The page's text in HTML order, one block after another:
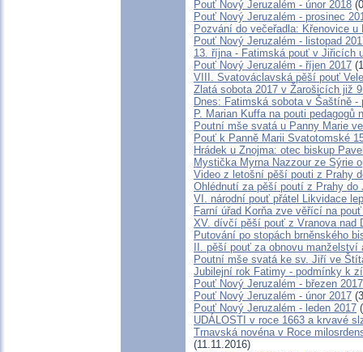
Pouť Nový Jeruzalém - únor 2018
Pouť Nový Jeruzalém - prosinec
Pozvání do večeřadla: Křenovice u
Pouť Nový Jeruzalém - listopad
13. října - Fatimská pouť v Jiřicích
Pouť Nový Jeruzalém - říjen 2017
VIII. Svatováclavská pěší pouť
Zlatá sobota 2017 v Žarošicích již
Dnes: Fatimská sobota v Šaštíně -
P. Marian Kuffa na pouti pedagogů
Poutní mše svatá u Panny Marie
Pouť k Panně Marii Svatotomské
Hrádek u Znojma: otec biskup
Mystička Myrna Nazzour ze Sýrie
Video z letošní pěší pouti z Prahy
Ohlédnutí za pěší poutí z Prahy do
VI. národní pouť přátel Likvidace
Farní úřad Korňa zve věřící na
XV. dívčí pěší pouť z Vranova nad
Putování po stopách brněnského
II. pěší pouť za obnovu manželství
Poutní mše svatá ke sv. Jiří ve
Jubilejní rok Fatimy - podmínky k
Pouť Nový Jeruzalém - březen 2017
Pouť Nový Jeruzalém - únor 2017
Pouť Nový Jeruzalém - leden 2017
UDÁLOSTI v roce 1663 a krvavé
Trnavská novéna v Roce
(11.11.2016)